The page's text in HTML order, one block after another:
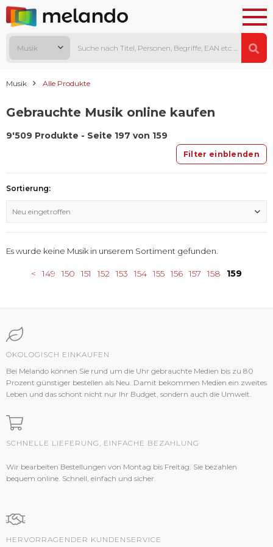
Musik
Musik Alle Produkte
Gebrauchte Musik online kaufen
9'509 Produkte - Seite 197 von 159
Filter einblenden
Sortierung:
Neu eingetroffen
Es wurde keine Musik in unserem Sortiment gefunden.
< 149 150 151 152 153 154 155 156 157 158 159
ÖKOLOGISCH EINKAUFEN
Bei Melando können Sie rund um die Uhr gebrauchte Medien bis zu 80
Prozent günstiger bestellen als Neu. Damit bekommen Medien ein zweites
Leben und das schont nicht nur Ihr Budget, sondern auch die Umwelt.
SCHNELLE LIEFERUNG, EINFACHE BEZAHLUNG
Wir bearbeiten Bestellungen von Montag bis Freitag. Sie bezahlen
bequem online. Schnell, einfach und sicher.
HERVORRAGENDER KUNDENSERVICE